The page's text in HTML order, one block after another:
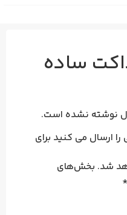
ساده
نوشته نشده است.
ارسال می کنید برای
شد. بخش‌های
*